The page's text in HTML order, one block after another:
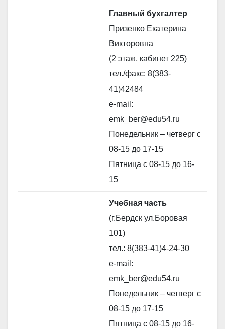
Главный бухгалтер
Призенко Екатерина
Викторовна
(2 этаж, кабинет 225)
тел./факс: 8(383-
41)42484
e-mail:
emk_ber@edu54.ru
Понедельник – четверг с
08-15 до 17-15
Пятница с 08-15 до 16-
15
Учебная часть
(г.Бердск ул.Боровая
101)
тел.: 8(383-41)4-24-30
e-mail:
emk_ber@edu54.ru
Понедельник – четверг с
08-15 до 17-15
Пятница с 08-15 до 16-